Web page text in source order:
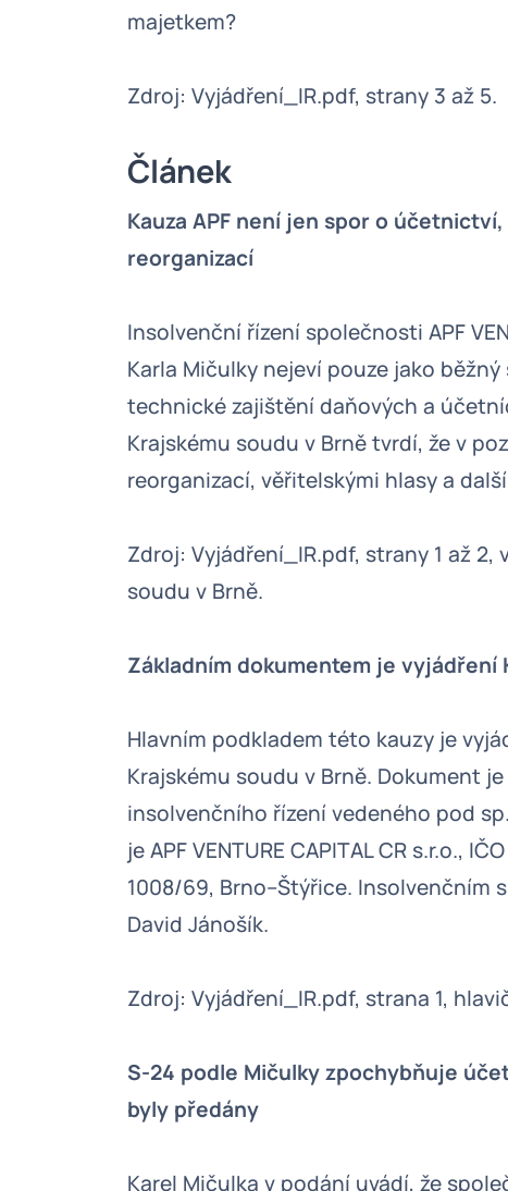
majetkem?
Zdroj: Vyjádření_IR.pdf, strany 3 až 5.
Článek
Kauza APF není jen spor o
reorganizací
Insolvenční řízení společnosti APF
Karla Mičulky nejeví pouze jako
technické zajištění daňových a
Krajskému soudu v Brně tvrdí, že v
reorganizací, věřitelskými hlasy a
Zdroj: Vyjádření_IR.pdf, strany 1 až
soudu v Brně.
Základním dokumentem je vyjádření
Hlavním podkladem této kauzy je
Krajskému soudu v Brně. Dokument
insolvenčního řízení vedeného pod
je APF VENTURE CAPITAL CR s.r.o.,
1008/69, Brno–Štýřice. Insolvenčním
David Jánošík.
Zdroj: Vyjádření_IR.pdf, strana 1,
S-24 podle Mičulky zpochybňuje
byly předány
Karel Mičulka v podání uvádí, že